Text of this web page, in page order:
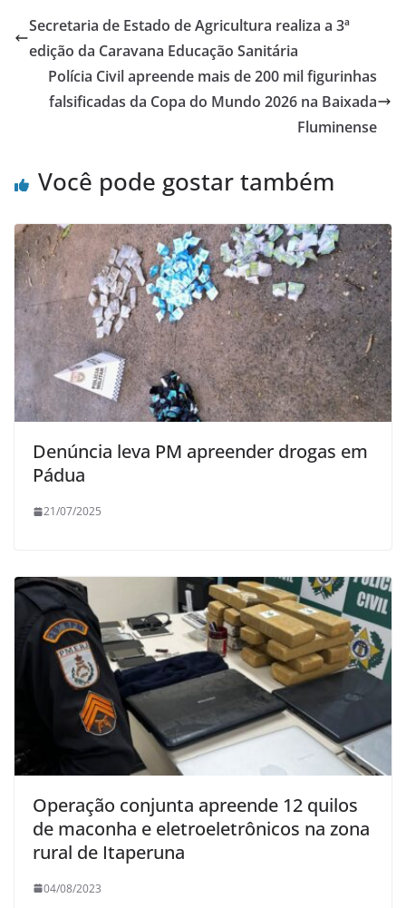
e
b
o
o
er s
A
p
p
e
Secretaria de Estado de Agricultura realiza a 3ª
edição da Caravana Educação Sanitária
Polícia Civil apreende mais de 200 mil figurinhas
falsificadas da Copa do Mundo 2026 na Baixada
Fluminense
Você pode gostar também
Denúncia leva PM apreender drogas em
Pádua
21/07/2025
Operação conjunta apreende 12 quilos
de maconha e eletroeletrônicos na zona
rural de Itaperuna
04/08/2023